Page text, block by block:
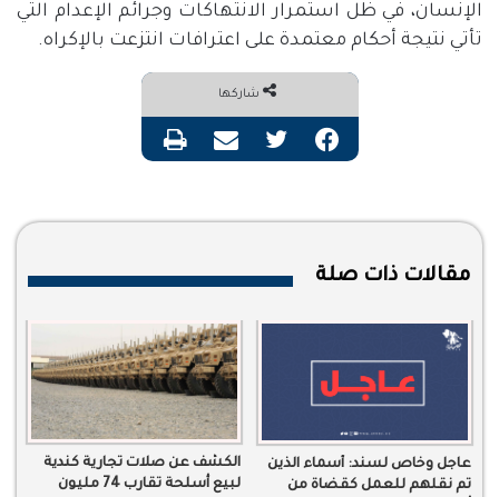
الإنسان، في ظل استمرار الانتهاكات وجرائم الإعدام التي
تأتي نتيجة أحكام معتمدة على اعترافات انتزعت بالإكراه.
شاركها
فيسبوك تويتر مشاركة عبر البريد طباعة
مقالات ذات صلة
عاجل وخاص لسند: أسماء الذين
تم نقلهم للعمل كقضاة من
الكشف عن صلات تجارية كندية
لبيع أسلحة تقارب 74 مليون